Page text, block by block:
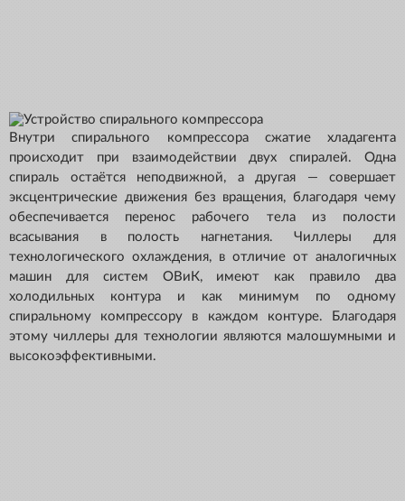
Внутри спирального компрессора сжатие хладагента
происходит при взаимодействии двух спиралей. Одна
спираль остаётся неподвижной, а другая — совершает
эксцентрические движения без вращения, благодаря чему
обеспечивается перенос рабочего тела из полости
всасывания в полость нагнетания. Чиллеры для
технологического охлаждения, в отличие от аналогичных
машин для систем ОВиК, имеют как правило два
холодильных контура и как минимум по одному
спиральному компрессору в каждом контуре. Благодаря
этому чиллеры для технологии являются малошумными и
высокоэффективными.